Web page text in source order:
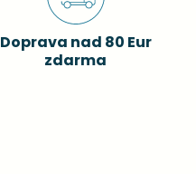
Doprava nad 80 Eur
zdarma